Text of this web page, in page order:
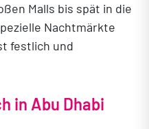
Malls bis spät in die
Nachtmärkte
festlich und
in Abu Dhabi